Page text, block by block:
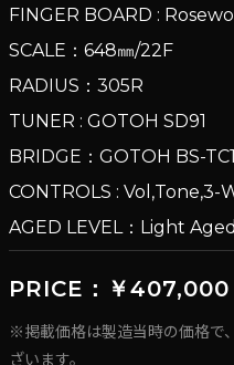
FINGER BOARD :
SCALE：648㎜/22F
RADIUS：305R
TUNER : GOTOH SD91
BRIDGE：GOTOH BS-
CONTROLS :
AGED LEVEL：Light
PRICE：￥407,000
※掲載価格は製造当時の価格で
ざいます。